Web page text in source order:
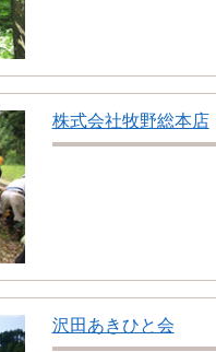
株式会社牧野総本店
沢田あきひと会